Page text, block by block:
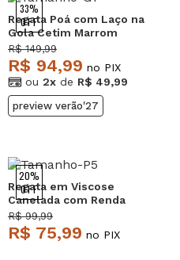
33%
OFF
Regata Poá com Laço na
Gola Cetim Marrom
Salvatore
R$ 149,99
R$ 94,99 no PIX
ou 2x de R$ 49,99
preview verão'27
20%
OFF
Regata em Viscose
Canelada com Renda
Rosa Salvatore
R$ 99,99
R$ 75,99 no PIX